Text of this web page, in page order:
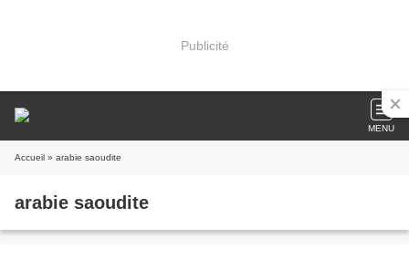
Publicité
MENU
Accueil » arabie saoudite
arabie saoudite